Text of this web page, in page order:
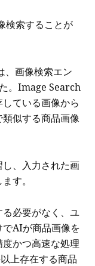
検索することが
、画像検索エン
。Image Search
ている画像から
似する商品画像
、入力された画
す。
必要がなく、ユ
AIが商品画像を
かつ高速な処理
上存在する商品